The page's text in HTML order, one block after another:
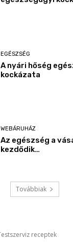
EGÉSZSÉG
A nyári hőség
kockázata
WEBÁRUHÁZ
Az egészség a
kezdődik…
Továbbiak